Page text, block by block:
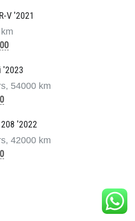
da Land Rover no
e Prestígio em Cada Trajeto
uma reputação sólida e
Mais do que uma
V '2021
'2023
54000 km
'2022
42000 km